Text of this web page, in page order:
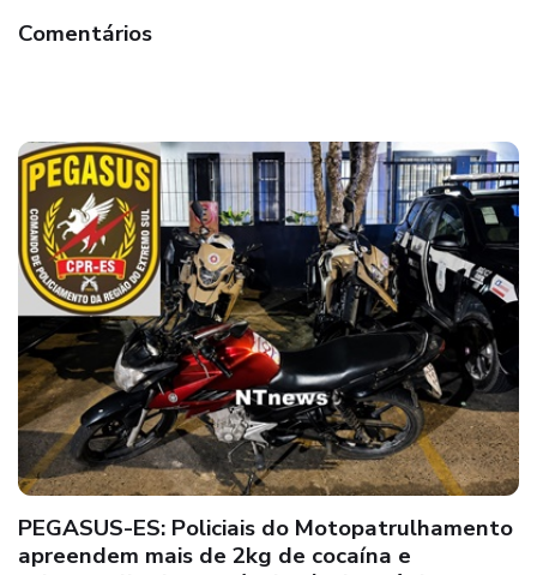
Comentários
87ª CIPM: Jovem é preso por Policiais Militares
após abordagem com motocicleta adulterada
em Teixeira de Freitas